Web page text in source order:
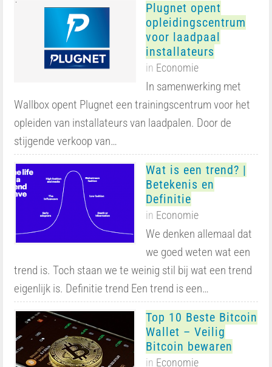
Plugnet opent
opleidingscentrum
voor laadpaal
installateurs
in Economie
In samenwerking met
Wallbox opent Plugnet een trainingscentrum voor het
opleiden van installateurs van laadpalen. Door de
stijgende verkoop van…
Wat is een trend? |
Betekenis en
Definitie
in Economie
We denken allemaal dat
we goed weten wat een
trend is. Toch staan we te weinig stil bij wat een trend
eigenlijk is. Definitie trend Een trend is een…
Top 10 Beste Bitcoin
Wallet – Veilig
Bitcoin bewaren
in Economie